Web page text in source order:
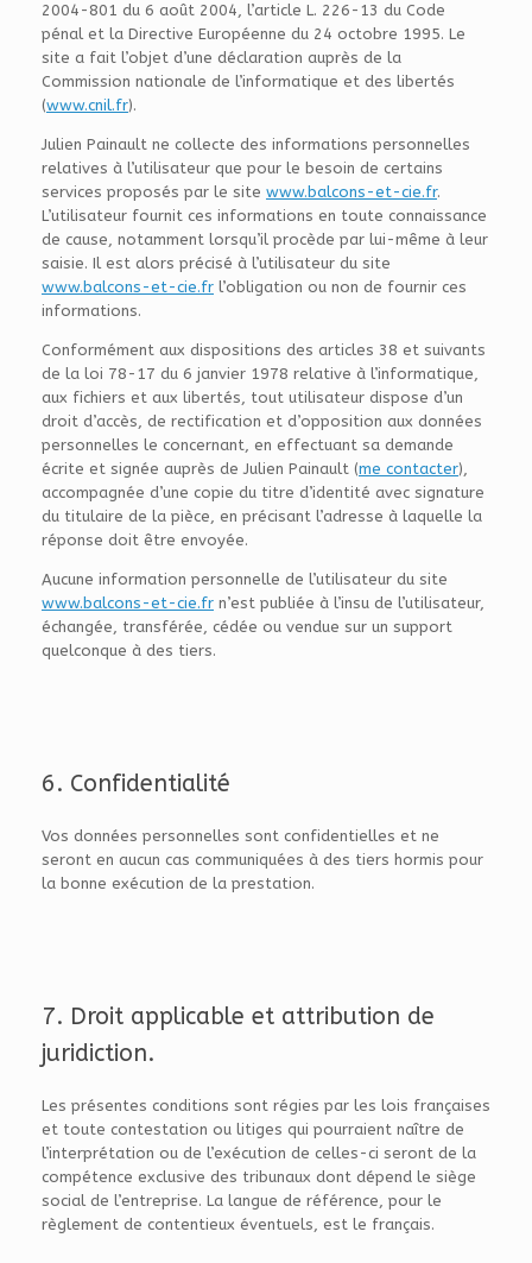
2004-801 du 6 août 2004, l’article L. 226-13 du Code
pénal et la Directive Européenne du 24 octobre 1995. Le
site a fait l’objet d’une déclaration auprès de la
Commission nationale de l’informatique et des libertés
(www.cnil.fr).
Julien Painault ne collecte des informations personnelles
relatives à l’utilisateur que pour le besoin de certains
services proposés par le site www.balcons-et-cie.fr.
L’utilisateur fournit ces informations en toute connaissance
de cause, notamment lorsqu’il procède par lui-même à leur
saisie. Il est alors précisé à l’utilisateur du site
www.balcons-et-cie.fr l’obligation ou non de fournir ces
informations.
Conformément aux dispositions des articles 38 et suivants
de la loi 78-17 du 6 janvier 1978 relative à l’informatique,
aux fichiers et aux libertés, tout utilisateur dispose d’un
droit d’accès, de rectification et d’opposition aux données
personnelles le concernant, en effectuant sa demande
écrite et signée auprès de Julien Painault (me contacter),
accompagnée d’une copie du titre d’identité avec signature
du titulaire de la pièce, en précisant l’adresse à laquelle la
réponse doit être envoyée.
Aucune information personnelle de l’utilisateur du site
www.balcons-et-cie.fr n’est publiée à l’insu de l’utilisateur,
échangée, transférée, cédée ou vendue sur un support
quelconque à des tiers.
6. Confidentialité
Vos données personnelles sont confidentielles et ne
seront en aucun cas communiquées à des tiers hormis pour
la bonne exécution de la prestation.
7. Droit applicable et attribution de
juridiction.
Les présentes conditions sont régies par les lois françaises
et toute contestation ou litiges qui pourraient naître de
l’interprétation ou de l’exécution de celles-ci seront de la
compétence exclusive des tribunaux dont dépend le siège
social de l’entreprise. La langue de référence, pour le
règlement de contentieux éventuels, est le français.